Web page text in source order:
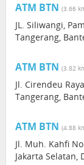
ATM BTN (3.66
JL. Siliwangi,
Tangerang,
ATM BTN (3.82
Jl. Cirendeu
Tangerang,
ATM BTN (4.88
Jl. Muh. Kahfi
Jakarta Selatan,